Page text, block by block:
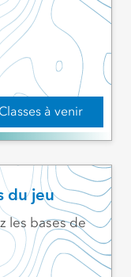
Classes à venir
du jeu
les bases de